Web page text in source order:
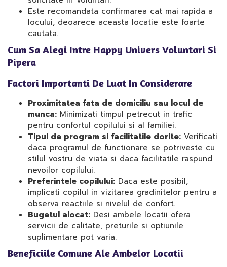
Este recomandata confirmarea cat mai rapida a
locului, deoarece aceasta locatie este foarte
cautata.
Cum Sa Alegi Intre Happy Univers Voluntari Si
Pipera
Factori Importanti De Luat In Considerare
Proximitatea fata de domiciliu sau locul de
munca: Minimizati timpul petrecut in trafic
pentru confortul copilului si al familiei.
Tipul de program si facilitatile dorite: Verificati
daca programul de functionare se potriveste cu
stilul vostru de viata si daca facilitatile raspund
nevoilor copilului.
Preferintele copilului: Daca este posibil,
implicati copilul in vizitarea gradinitelor pentru a
observa reactiile si nivelul de confort.
Bugetul alocat: Desi ambele locatii ofera
servicii de calitate, preturile si optiunile
suplimentare pot varia.
Beneficiile Comune Ale Ambelor Locatii